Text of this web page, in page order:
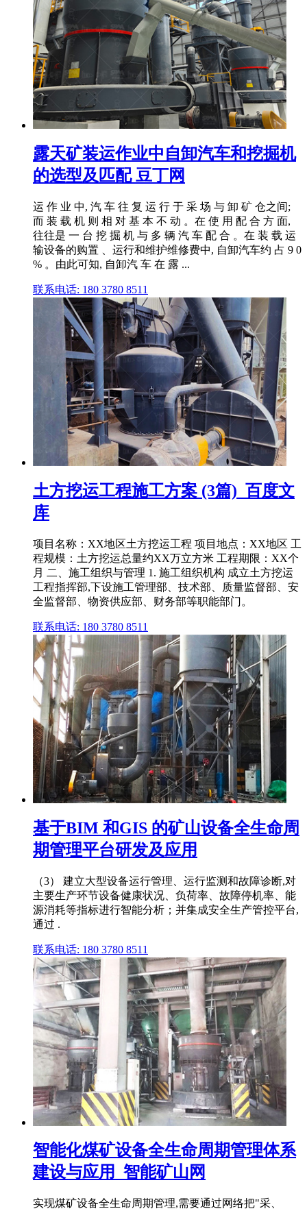
露天矿装运作业中自卸汽车和挖掘机
的选型及匹配 豆丁网
运 作 业 中, 汽 车 往 复 运 行 于 采 场 与 卸 矿 仓之间;
而 装 载 机 则 相 对 基 本 不 动 。在 使 用 配 合 方 面,
往往是 一 台 挖 掘 机 与 多 辆 汽 车 配 合 。在 装 载 运
输设备的购置 、运行和维护维修费中, 自卸汽车约 占 9 0
% 。由此可知, 自卸汽 车 在 露 ...
联系电话: 180 3780 8511
土方挖运工程施工方案 (3篇)_百度文
库
项目名称：XX地区土方挖运工程 项目地点：XX地区 工
程规模：土方挖运总量约XX万立方米 工程期限：XX个
月 二、施工组织与管理 1. 施工组织机构 成立土方挖运
工程指挥部,下设施工管理部、技术部、质量监督部、安
全监督部、物资供应部、财务部等职能部门。
联系电话: 180 3780 8511
基于BIM 和GIS 的矿山设备全生命周
期管理平台研发及应用
（3） 建立大型设备运行管理、运行监测和故障诊断,对
主要生产环节设备健康状况、负荷率、故障停机率、能
源消耗等指标进行智能分析；并集成安全生产管控平台,
通过 .
联系电话: 180 3780 8511
智能化煤矿设备全生命周期管理体系
建设与应用_智能矿山网
实现煤矿设备全生命周期管理,需要通过网络把"采、